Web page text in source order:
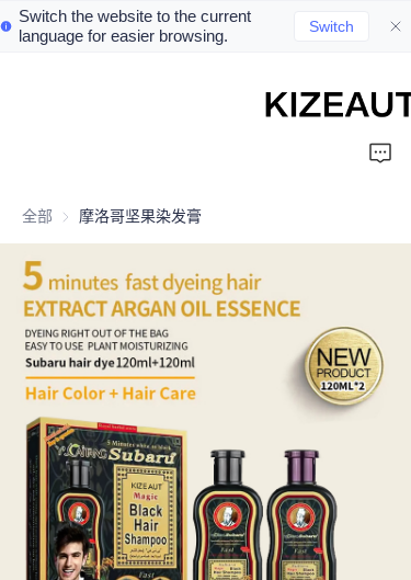
Switch the website to the current
language for easier browsing.
Switch
全部 摩洛哥坚果染发膏
hair mud
Perm cream